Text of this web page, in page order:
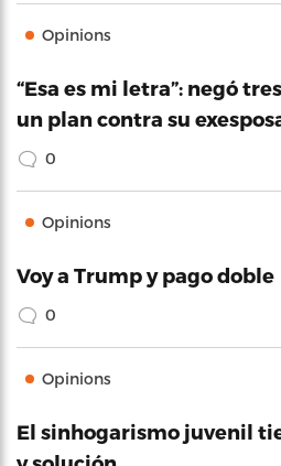
Opinions
“Esa es mi letra”: negó
un plan contra su
0
Opinions
Voy a Trump y pago doble
0
Opinions
El sinhogarismo juvenil